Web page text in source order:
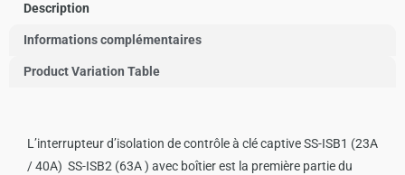
Description
Informations complémentaires
Product Variation Table
L’interrupteur d’isolation de contrôle à clé captive SS-ISB1 (23A
/ 40A) SS-ISB2 (63A ) avec boîtier est la première partie du